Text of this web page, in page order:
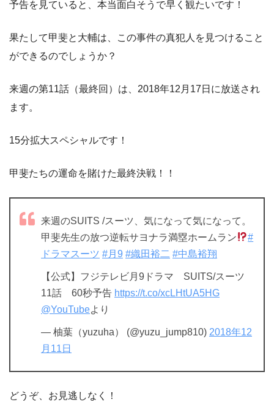
予告を見ていると、本当面白そうで早く観たいです！
果たして甲斐と大輔は、この事件の真犯人を見つけること
ができるのでしょうか？
来週の第11話（最終回）は、2018年12月17日に放送され
ます。
15分拡大スペシャルです！
甲斐たちの運命を賭けた最終決戦！！
来週のSUITS /スーツ、気になって気になって。
甲斐先生の放つ逆転サヨナラ満塁ホームラン
#
ドラマスーツ #月9 #織田裕二 #中島裕翔
【公式】フジテレビ月9ドラマ SUITS/スーツ
11話 60秒予告 https://t.co/xcLHtUA5HG
@YouTubeより
— 柚葉（yuzuha） (@yuzu_jump810) 2018年12
月11日
どうぞ、お見逃しなく！